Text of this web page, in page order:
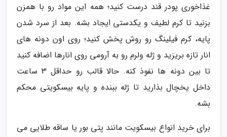
غذاخوری پودر قند درست کنید؛ همه این مواد رو با همزن
بزنید تا کرم لطیف و یکدستی ایجاد بشه. بعد از سرد شدن
پایه، کرم فیلینگ رو روش پخش کنید؛ روی اون دونه های
انار تازه بریزید و ژله ولرم رو به آرومی روی انارها اضافه کنید
تا بین دونه ها نفوذ کنه. حالا قالب رو حداقل 3 ساعت
داخل یخچال بذارید تا ژله ببنده و پایه بیسکویتی محکم
بشه.
برای خرید انواع بیسکویت مانند پتی بور یا ساقه طلایی می